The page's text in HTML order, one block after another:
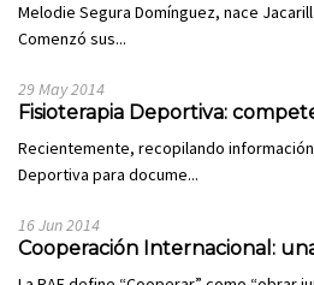
Melodie Segura Domínguez, nace
Comenzó sus...
29 May 2014
Fisioterapia Deportiva:
Recientemente, recopilando
Deportiva para docume...
16 Jun 2014
Cooperación Internacional: